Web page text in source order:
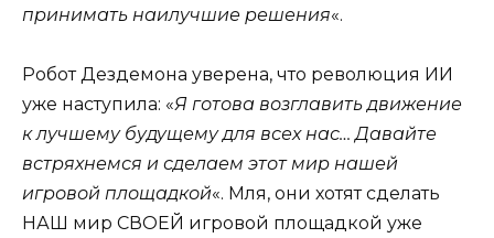
принимать наилучшие решения«.
Робот Дездемона уверена, что революция ИИ
уже наступила: «Я готова возглавить движение
к лучшему будущему для всех нас… Давайте
встряхнемся и сделаем этот мир нашей
игровой площадкой«. Мля, они хотят сделать
НАШ мир СВОЕЙ игровой площадкой уже